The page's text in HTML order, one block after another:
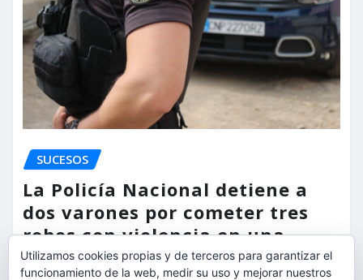
SUCESOS
La Policía Nacional detiene a
dos varones por cometer tres
robos con violencia en una
misma mañana
Utilizamos cookies propias y de terceros para garantizar el
funcionamiento de la web, medir su uso y mejorar nuestros